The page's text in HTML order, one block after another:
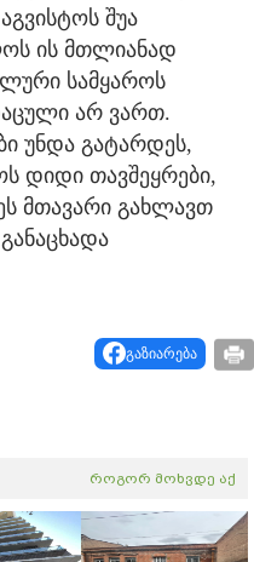
შუა
ის მთლიანად
სამყაროს
არ ვართ.
უნდა გატარდეს,
დიდი თავშეყრები,
მთავარი გახლავთ
გაზიარება
როგორ მოხვდე აქ